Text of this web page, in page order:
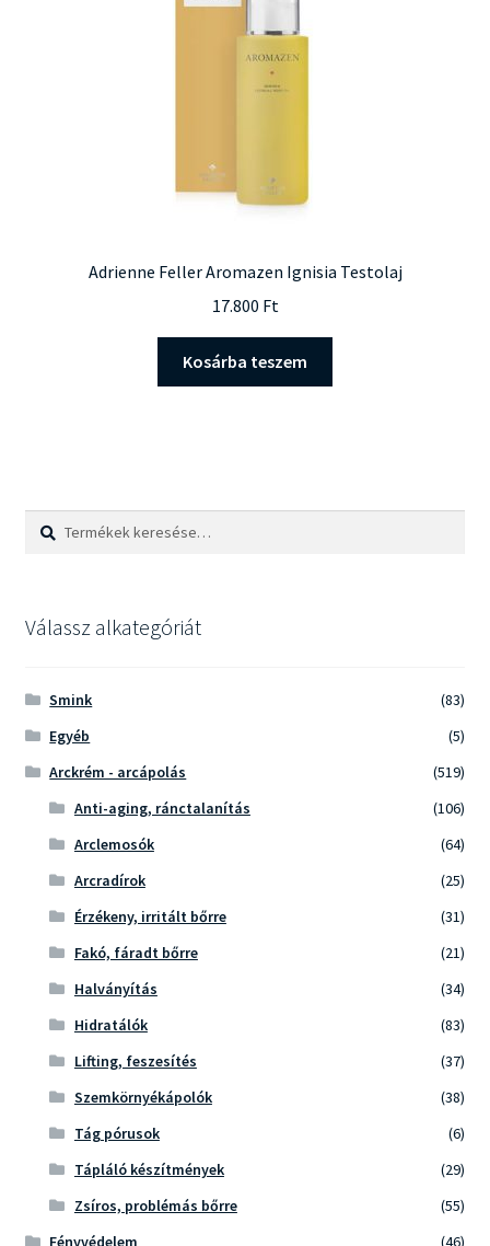
Adrienne Feller Aromazen Ignisia Testolaj
17.800 Ft
Kosárba teszem
Keresés
Keresés
Válassz alkategóriát
Smink
(83)
Egyéb
(5)
Arckrém - arcápolás
(519)
Anti-aging, ránctalanítás
(106)
Arclemosók
(64)
Arcradírok
(25)
Érzékeny, irritált bőrre
(31)
Fakó, fáradt bőrre
(21)
Halványítás
(34)
Hidratálók
(83)
Lifting, feszesítés
(37)
Szemkörnyékápolók
(38)
Tág pórusok
(6)
Tápláló készítmények
(29)
Zsíros, problémás bőrre
(55)
Fényvédelem
(46)